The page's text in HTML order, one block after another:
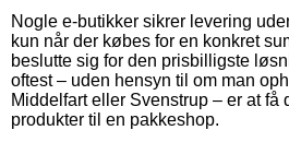
Nogle e-butikker sikrer levering
kun når der købes for en konkret
beslutte sig for den prisbilligste
oftest – uden hensyn til om man
Middelfart eller Svenstrup – er at få
produkter til en pakkeshop.